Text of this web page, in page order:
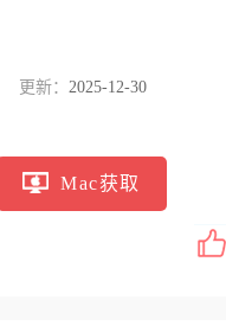
更新： 2025-12-30
Mac获取